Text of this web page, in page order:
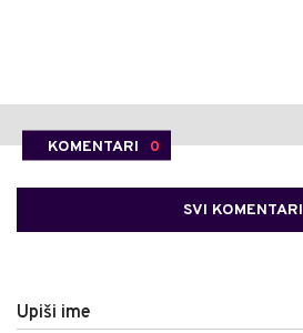
KOMENTARI 0
SVI KOMENTARI
Upiši ime